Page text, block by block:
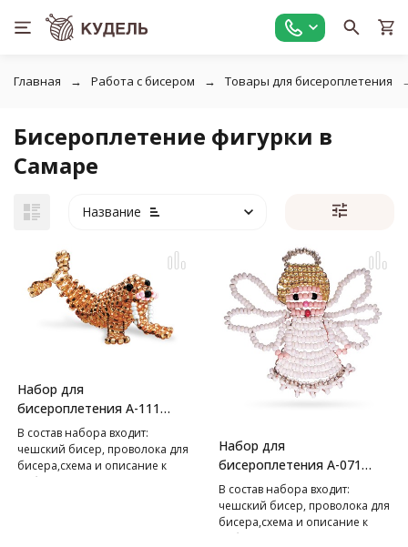
Главная Работа с бисером Товары для бисероплетения
Бисероплетение фигурки в
Самаре
Название
Набор для
бисероплетения А-111
Морж,
В cостав набора входит:
чешский бисер, проволока для
бисера,схема и описание к
работе.
Набор для
бисероплетения А-071
Ангелок,
В cостав набора входит:
чешский бисер, проволока для
бисера,схема и описание к
работе.